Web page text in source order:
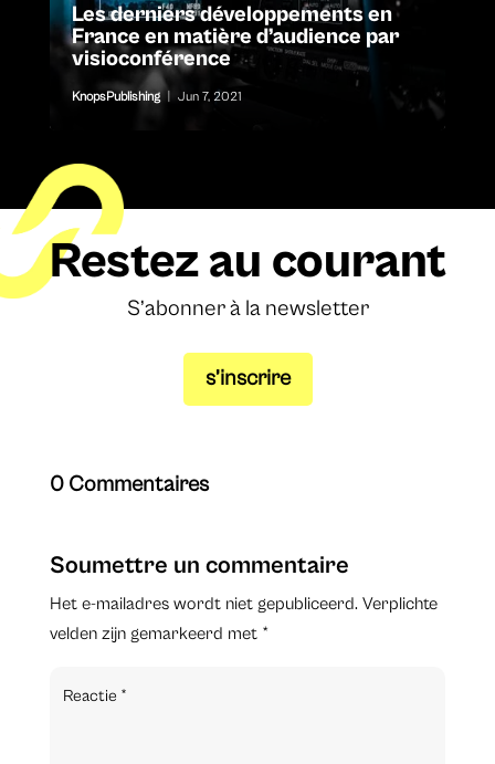
Les derniers développements en
France en matière d’audience par
visioconférence
KnopsPublishing Jun 7, 2021
Restez au courant
S’abonner à la newsletter
s’inscrire
0 Commentaires
Soumettre un commentaire
Het e-mailadres wordt niet gepubliceerd. Verplichte
velden zijn gemarkeerd met *